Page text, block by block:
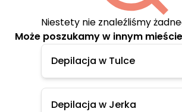
Niestety nie znaleźliśmy
Może poszukamy w innym
Depilacja w Tulce
Depilacja w Jerka